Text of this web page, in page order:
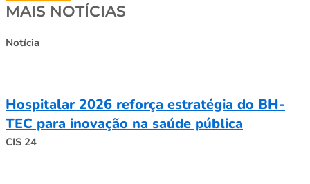
MAIS NOTÍCIAS
Notícia
Hospitalar 2026 reforça estratégia do BH-
TEC para inovação na saúde pública
CIS 24